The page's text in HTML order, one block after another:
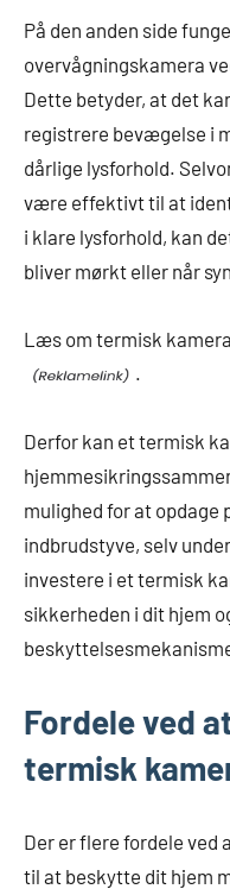
På den anden side
overvågningskamera
Dette betyder, at det
registrere bevægelse i
dårlige lysforhold.
være effektivt til at
i klare lysforhold, kan
bliver mørkt eller når
Læs om termisk
.
Derfor kan et termisk
mulighed for at
indbrudstyve, selv
investere i et termisk
sikkerheden i dit hjem
Fordele ved
termisk
Der er flere fordele ved
til at beskytte dit hjem